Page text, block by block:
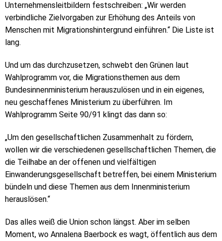
Unternehmensleitbildern festschreiben: „Wir werden
verbindliche Zielvorgaben zur Erhöhung des Anteils von
Menschen mit Migrationshintergrund einführen.“ Die Liste ist
lang.
Und um das durchzusetzen, schwebt den Grünen laut
Wahlprogramm vor, die Migrationsthemen aus dem
Bundesinnenministerium herauszulösen und in ein eigenes,
neu geschaffenes Ministerium zu überführen. Im
Wahlprogramm Seite 90/91 klingt das dann so:
„Um den gesellschaftlichen Zusammenhalt zu fördern,
wollen wir die verschiedenen gesellschaftlichen Themen, die
die Teilhabe an der offenen und vielfältigen
Einwanderungsgesellschaft betreffen, bei einem Ministerium
bündeln und diese Themen aus dem Innenministerium
herauslösen.“
Das alles weiß die Union schon längst. Aber im selben
Moment, wo Annalena Baerbock es wagt, öffentlich aus dem